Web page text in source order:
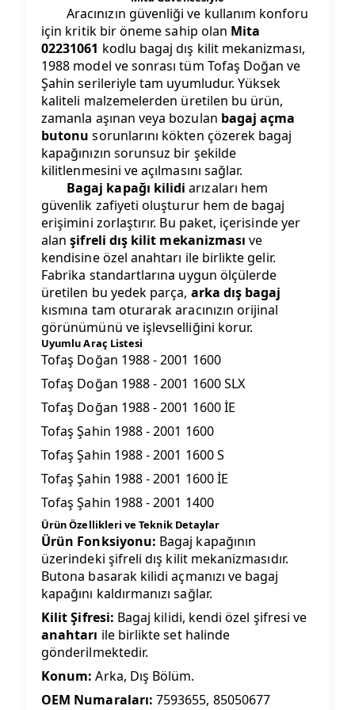
Aracınızın güvenliği ve kullanım konforu
için kritik bir öneme sahip olan Mita
02231061 kodlu bagaj dış kilit mekanizması,
1988 model ve sonrası tüm Tofaş Doğan ve
Şahin serileriyle tam uyumludur. Yüksek
kaliteli malzemelerden üretilen bu ürün,
zamanla aşınan veya bozulan bagaj açma
butonu sorunlarını kökten çözerek bagaj
kapağınızın sorunsuz bir şekilde
kilitlenmesini ve açılmasını sağlar.
Bagaj kapağı kilidi arızaları hem
güvenlik zafiyeti oluşturur hem de bagaj
erişimini zorlaştırır. Bu paket, içerisinde yer
alanşifreli dış kilit mekanizması ve
kendisine özel anahtarı ile birlikte gelir.
Fabrika standartlarına uygun ölçülerde
üretilen bu yedek parça, arka dış bagaj
kısmına tam oturarak aracınızın orijinal
görünümünü ve işlevselliğini korur.
Uyumlu Araç Listesi
Tofaş Doğan 1988 - 2001 1600
Tofaş Doğan 1988 - 2001 1600 SLX
Tofaş Doğan 1988 - 2001 1600 İE
Tofaş Şahin 1988 - 2001 1600
Tofaş Şahin 1988 - 2001 1600 S
Tofaş Şahin 1988 - 2001 1600 İE
Tofaş Şahin 1988 - 2001 1400
Ürün Özellikleri ve Teknik Detaylar
Ürün Fonksiyonu: Bagaj kapağının
üzerindeki şifreli dış kilit mekanizmasıdır.
Butona basarak kilidi açmanızı ve bagaj
kapağını kaldırmanızı sağlar.
Kilit Şifresi: Bagaj kilidi, kendi özel şifresi ve
anahtarı ile birlikte set halinde
gönderilmektedir.
Konum: Arka, Dış Bölüm.
OEM Numaraları: 7593655, 85050677